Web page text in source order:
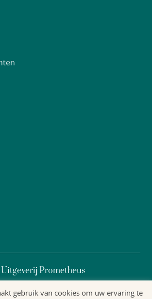
Uitgeverij Prometheus
gebruik van cookies om uw ervaring te